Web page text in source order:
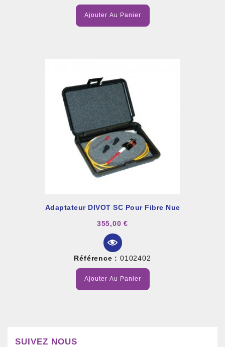
Ajouter Au Panier
Adaptateur DIVOT SC Pour Fibre Nue
355,00 €
Référence : 0102402
Ajouter Au Panier
SUIVEZ NOUS